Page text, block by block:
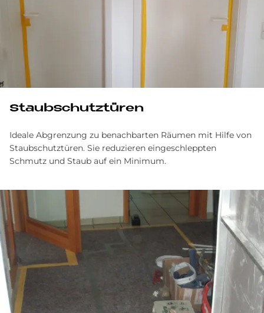
Staub­schutz­tü­ren
Ideale Abgrenzung zu benachbarten Räumen mit Hilfe von
Staubschutztüren. Sie reduzieren eingeschleppten
Schmutz und Staub auf ein Minimum.